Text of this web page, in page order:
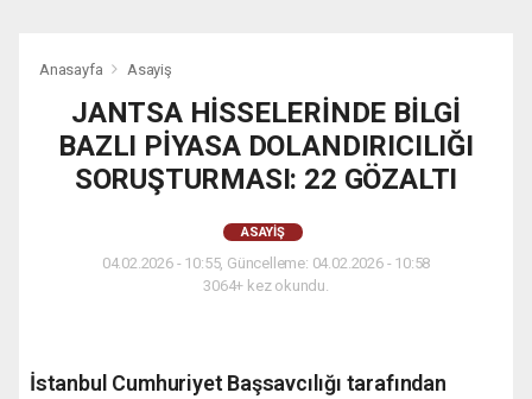
Anasayfa Asayiş
JANTSA HİSSELERİNDE BİLGİ
BAZLI PİYASA DOLANDIRICILIĞI
SORUŞTURMASI: 22 GÖZALTI
ASAYIŞ
04.02.2026 - 10:55, Güncelleme: 04.02.2026 - 10:58
3064+ kez okundu.
İstanbul Cumhuriyet Başsavcılığı tarafından